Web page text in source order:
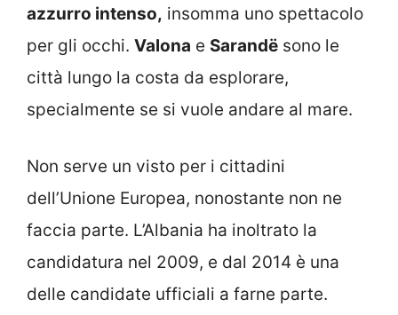
azzurro intenso, insomma uno spettacolo
per gli occhi. Valona e Sarandë sono le
città lungo la costa da esplorare,
specialmente se si vuole andare al mare.
Non serve un visto per i cittadini
dell’Unione Europea, nonostante non ne
faccia parte. L’Albania ha inoltrato la
candidatura nel 2009, e dal 2014 è una
delle candidate ufficiali a farne parte.